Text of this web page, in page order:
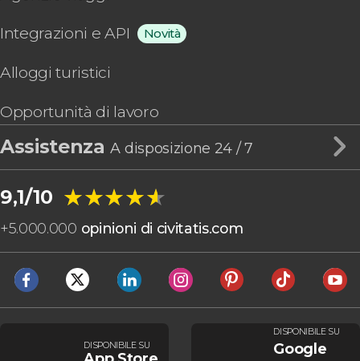
Integrazioni e API Novità
Alloggi turistici
Opportunità di lavoro
AssistenzaA disposizione 24 / 7
9,1/10 ★★★★★
★★★★★
+5.000.000 opinioni di civitatis.com
DISPONIBILE SU
DISPONIBILE SU
Google